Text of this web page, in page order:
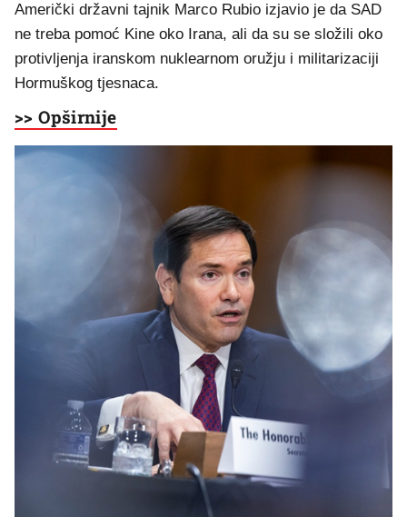
Američki državni tajnik Marco Rubio izjavio je da SAD
ne treba pomoć Kine oko Irana, ali da su se složili oko
protivljenja iranskom nuklearnom oružju i militarizaciji
Hormuškog tjesnaca.
>> Opširnije